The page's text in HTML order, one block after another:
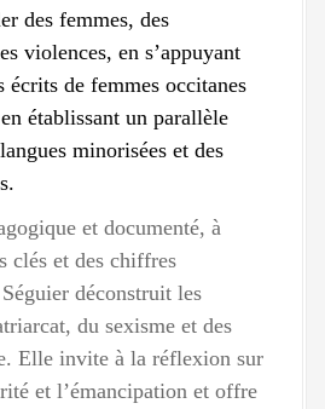
des femmes, des
violences, en s’appuyant
écrits de femmes occitanes
établissant un parallèle
minorisées et des
et documenté, à
clés et des chiffres
déconstruit les
du sexisme et des
Elle invite à la réflexion sur
et l’émancipation et offre